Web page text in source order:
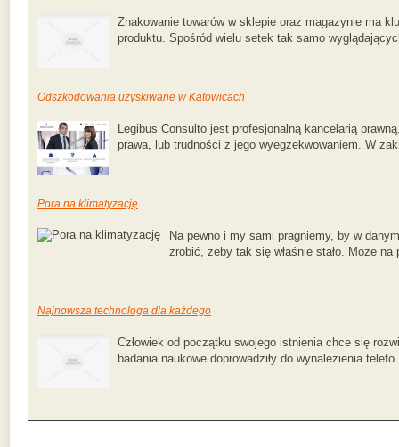
Znakowanie towarów w sklepie oraz magazynie ma
produktu. Spośród wielu setek tak samo
Odszkodowania uzyskiwane w Katowicach
Legibus Consulto jest profesjonalną kancelarią
prawa, lub trudności z jego wyegzekwowaniem. W
Pora na klimatyzację
Na pewno i my sami pragniemy, by w
zrobić, żeby tak się właśnie stało. Może
Najnowsza technologa dla każdego
Człowiek od początku swojego istnienia chce się
badania naukowe doprowadziły do wynalezienia